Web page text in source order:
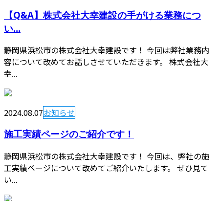
【Q&A】株式会社大幸建設の手がける業務につ
い...
静岡県浜松市の株式会社大幸建設です！ 今回は弊社業務内
容について改めてお話しさせていただきます。 株式会社大
幸...
2024.08.07お知らせ
施工実績ページのご紹介です！
静岡県浜松市の株式会社大幸建設です！ 今回は、弊社の施
工実績ページについて改めてご紹介いたします。 ぜひ見て
い...